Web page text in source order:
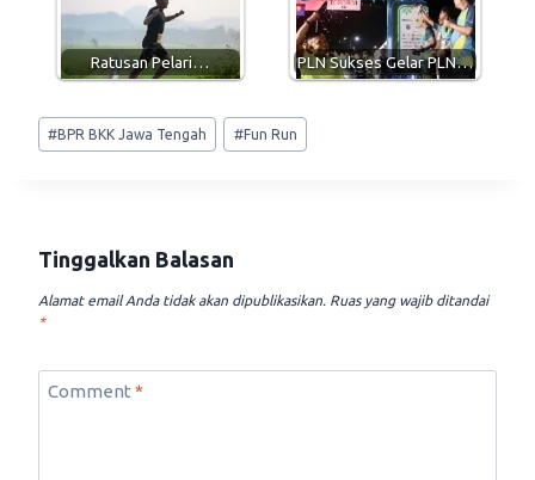
Ratusan Pelari… PLN Sukses Gelar PLN…
Post
Tags:
#BPR BKK Jawa Tengah #Fun Run
Tinggalkan Balasan
Alamat email Anda tidak akan dipublikasikan. Ruas yang wajib ditandai
*
Comment *